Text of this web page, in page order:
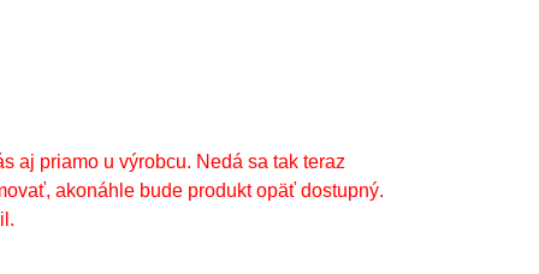
aj priamo u výrobcu. Nedá sa tak teraz
akonáhle bude produkt opäť dostupný.